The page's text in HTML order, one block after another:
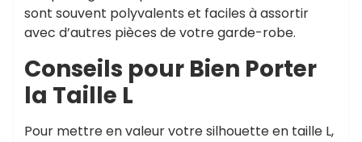
sont souvent polyvalents et faciles à assortir
avec d’autres pièces de votre garde-robe.
Conseils pour Bien Porter
la Taille L
Pour mettre en valeur votre silhouette en taille L,